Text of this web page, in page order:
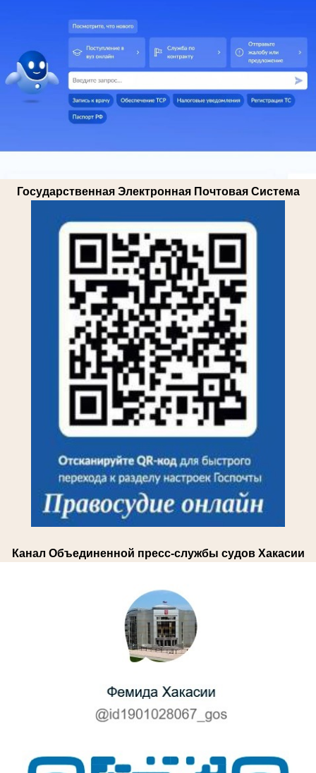
Государственная Электронная Почтовая Система
Канал Объединенной пресс-службы судов Хакасии